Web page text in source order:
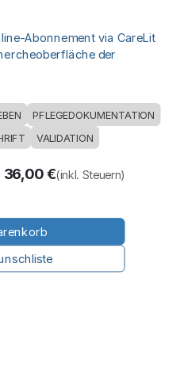
Abonnement via CareLit
der
PFLEGEDOKUMENTATION
VALIDATION
36,00€(inkl. Steuern)